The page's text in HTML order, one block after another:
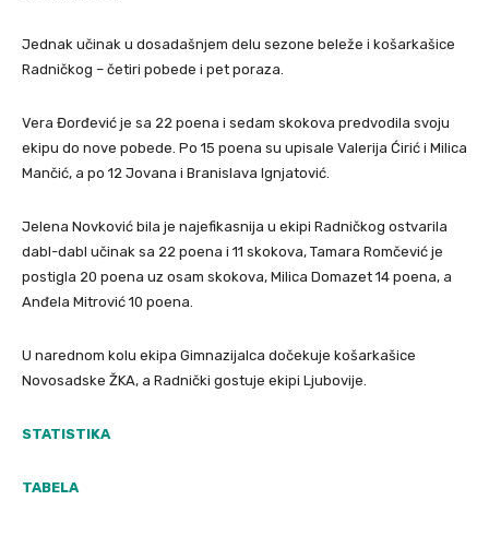
Jednak učinak u dosadašnjem delu sezone beleže i košarkašice
Radničkog – četiri pobede i pet poraza.
Vera Đorđević je sa 22 poena i sedam skokova predvodila svoju
ekipu do nove pobede. Po 15 poena su upisale Valerija Ćirić i Milica
Mančić, a po 12 Jovana i Branislava Ignjatović.
Jelena Novković bila je najefikasnija u ekipi Radničkog ostvarila
dabl-dabl učinak sa 22 poena i 11 skokova, Tamara Romčević je
postigla 20 poena uz osam skokova, Milica Domazet 14 poena, a
Anđela Mitrović 10 poena.
U narednom kolu ekipa Gimnazijalca dočekuje košarkašice
Novosadske ŽKA, a Radnički gostuje ekipi Ljubovije.
STATISTIKA
TABELA